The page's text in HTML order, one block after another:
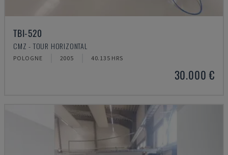
TBI-520
CMZ - TOUR HORIZONTAL
POLOGNE 2005 40.135 HRS
30.000 €